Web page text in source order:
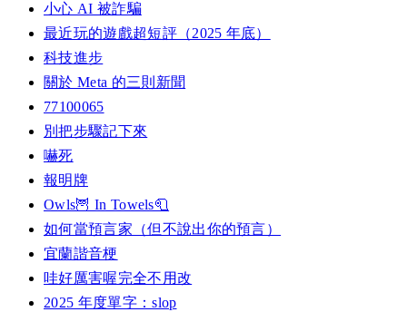
小心 AI 被詐騙
最近玩的遊戲超短評（2025 年底）
科技進步
關於 Meta 的三則新聞
77100065
別把步驟記下來
嚇死
報明牌
Owls🦉 In Towels🧻
如何當預言家（但不說出你的預言）
宜蘭諧音梗
哇好厲害喔完全不用改
2025 年度單字：slop